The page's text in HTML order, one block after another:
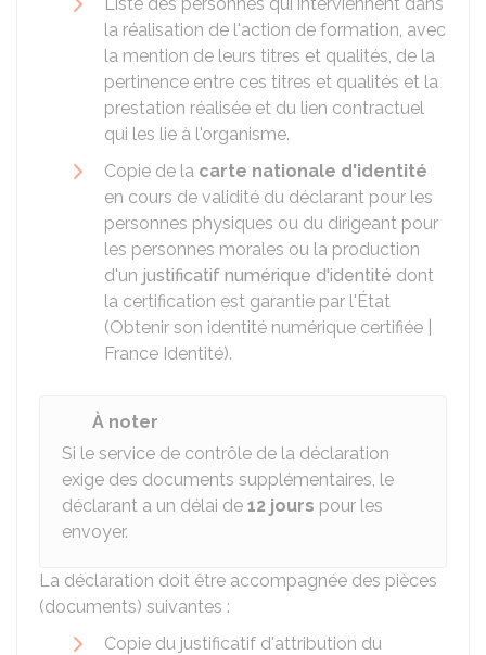
la réalisation de l'action de formation, avec
la mention de leurs titres et qualités, de la
pertinence entre ces titres et qualités et la
prestation réalisée et du lien contractuel
qui les lie à l'organisme.
Copie de la carte nationale d'identité
en cours de validité du déclarant pour les
personnes physiques ou du dirigeant pour
les personnes morales ou la production
d'un justificatif numérique d'identité dont
la certification est garantie par l'État
(Obtenir son identité numérique certifiée |
France Identité).
À noter
Si le service de contrôle de la déclaration
exige des documents supplémentaires, le
déclarant a un délai de 12 jours pour les
envoyer.
La déclaration doit être accompagnée des pièces
(documents) suivantes :
Copie du justificatif d'attribution du